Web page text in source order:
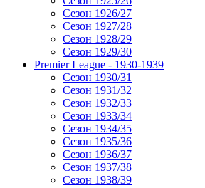
Сезон 1926/27
Сезон 1927/28
Сезон 1928/29
Сезон 1929/30
Premier League - 1930-1939
Сезон 1930/31
Сезон 1931/32
Сезон 1932/33
Сезон 1933/34
Сезон 1934/35
Сезон 1935/36
Сезон 1936/37
Сезон 1937/38
Сезон 1938/39